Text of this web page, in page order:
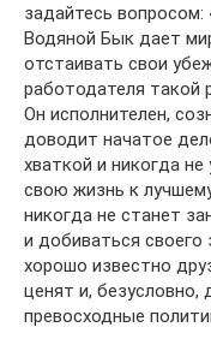
задайтесь вопросом:
Водяной Бык дает
отстаивать свои
работодателя
Он исполнителен,
доводит начатое
хваткой и никогда
свою жизнь к
никогда не станет
и добиваться своего
хорошо известно
ценят и,
превосходные